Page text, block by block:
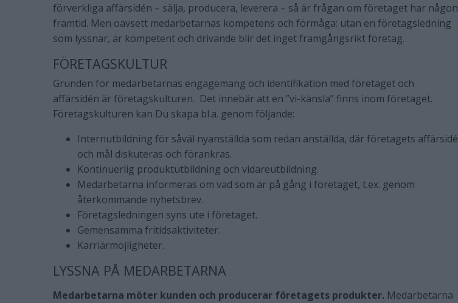
förverkliga affärsidén – sälja, producera, leverera – så är frågan om företaget har någon
framtid. Men oavsett medarbetarnas kompetens och förmåga: utan en företagsledning
som lyssnar, är kompetent och drivande blir det inget framgångsrikt företag.
FÖRETAGSKULTUR
Grunden för medarbetarnas engagemang och identifikation med företaget och
affärsidén är företagskulturen. Det innebär att en ”vi-känsla” finns inom företaget.
Företagskulturen kan Du skapa bl.a. genom följande:
Internutbildning för såväl nyanställda som redan anställda, där företagets affärsidé
och mål diskuteras och förankras.
Kontinuerlig produktutbildning och vidareutbildning.
Medarbetarna informeras om vad som är på gång i företaget, t.ex. genom
återkommande nyhetsbrev.
Företagsledningen syns ute i företaget.
Gemensamma fritidsaktiviteter.
Karriärmöjligheter.
LYSSNA PÅ MEDARBETARNA
Medarbetarna möter kunden och producerar företagets produkter. Medarbetarna